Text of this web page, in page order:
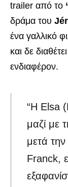
trailer από το
δράμα του
ένα γαλλικό
και δε
ενδιαφέρον.
“Η Elsa
μαζί με
μετά
Franck,